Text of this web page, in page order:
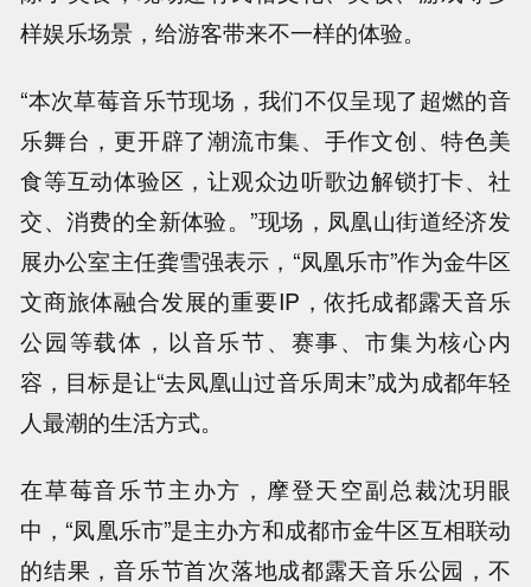
样娱乐场景，给游客带来不一样的体验。
“本次草莓音乐节现场，我们不仅呈现了超燃的音
乐舞台，更开辟了潮流市集、手作文创、特色美
食等互动体验区，让观众边听歌边解锁打卡、社
交、消费的全新体验。”现场，凤凰山街道经济发
展办公室主任龚雪强表示，“凤凰乐市”作为金牛区
文商旅体融合发展的重要IP，依托成都露天音乐
公园等载体，以音乐节、赛事、市集为核心内
容，目标是让“去凤凰山过音乐周末”成为成都年轻
人最潮的生活方式。
在草莓音乐节主办方，摩登天空副总裁沈玥眼
中，“凤凰乐市”是主办方和成都市金牛区互相联动
的结果，音乐节首次落地成都露天音乐公园，不